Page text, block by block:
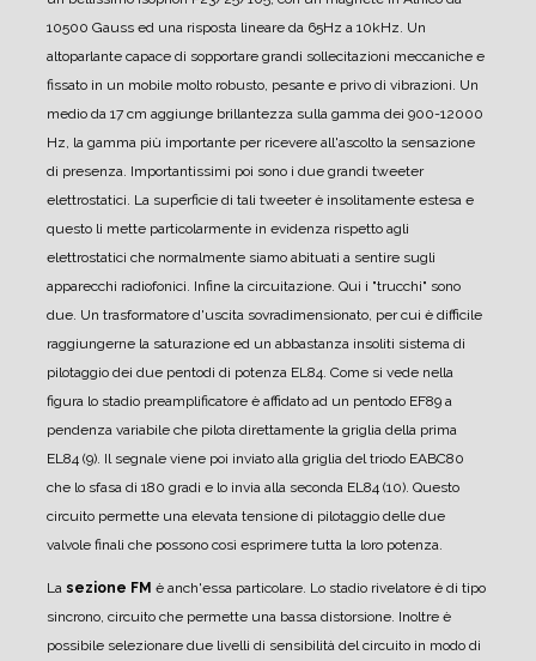
10500 Gauss ed una risposta lineare da 65Hz a 10kHz. Un
altoparlante capace di sopportare grandi sollecitazioni meccaniche e
fissato in un mobile molto robusto, pesante e privo di vibrazioni. Un
medio da 17 cm aggiunge brillantezza sulla gamma dei 900-12000
Hz, la gamma più importante per ricevere all'ascolto la sensazione
di presenza. Importantissimi poi sono i due grandi tweeter
elettrostatici. La superficie di tali tweeter è insolitamente estesa e
questo li mette particolarmente in evidenza rispetto agli
elettrostatici che normalmente siamo abituati a sentire sugli
apparecchi radiofonici. Infine la circuitazione. Qui i "trucchi" sono
due. Un trasformatore d'uscita sovradimensionato, per cui è difficile
raggiungerne la saturazione ed un abbastanza insoliti sistema di
pilotaggio dei due pentodi di potenza EL84. Come si vede nella
figura lo stadio preamplificatore è affidato ad un pentodo EF89 a
pendenza variabile che pilota direttamente la griglia della prima
EL84 (9). Il segnale viene poi inviato alla griglia del triodo EABC80
che lo sfasa di 180 gradi e lo invia alla seconda EL84 (10). Questo
circuito permette una elevata tensione di pilotaggio delle due
valvole finali che possono così esprimere tutta la loro potenza.
La sezione FM è anch'essa particolare. Lo stadio rivelatore è di tipo
sincrono, circuito che permette una bassa distorsione. Inoltre è
possibile selezionare due livelli di sensibilità del circuito in modo di